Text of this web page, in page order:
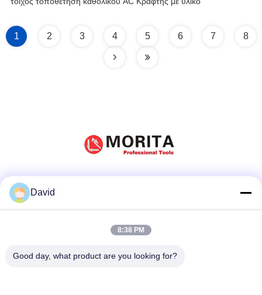
1 2 3 4 5 6 7 8
David
8:38 PM
Good day, what product are you looking for?